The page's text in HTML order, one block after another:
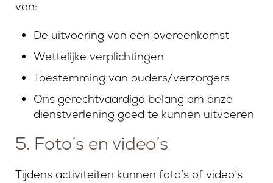
van:
De uitvoering van een overeenkomst
Wettelijke verplichtingen
Toestemming van ouders/verzorgers
Ons gerechtvaardigd belang om onze
dienstverlening goed te kunnen uitvoeren
5. Foto’s en video’s
Tijdens activiteiten kunnen foto’s of video’s